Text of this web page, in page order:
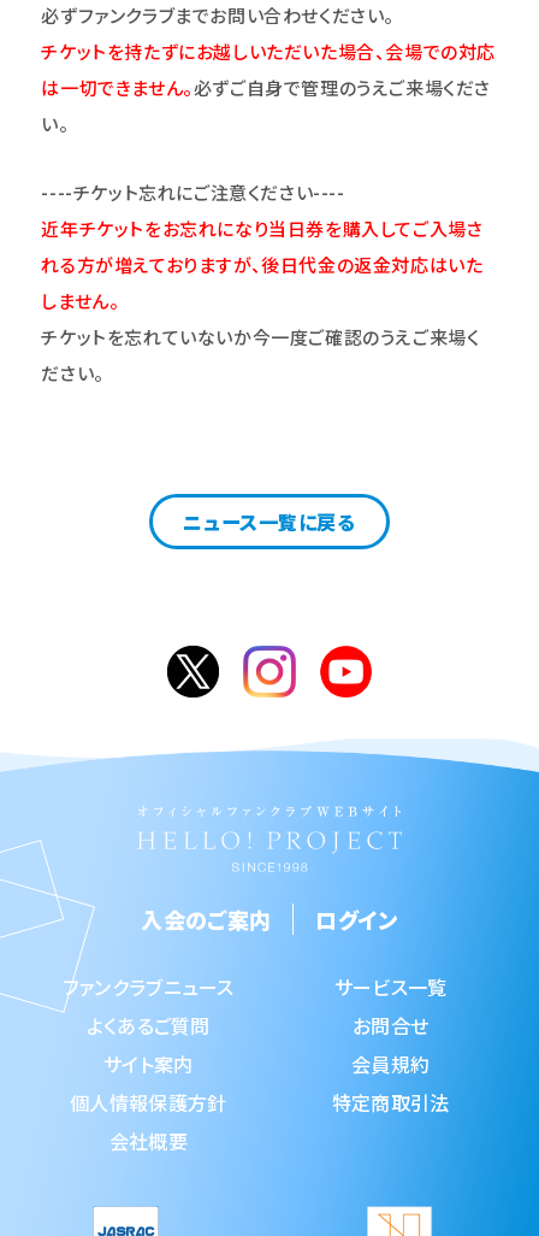
必ずファンクラブまでお問い合わせください。
チケットを持たずにお越しいただいた場合、会場での対応
は一切できません。必ずご自身で管理のうえご来場くださ
い。
----チケット忘れにご注意ください----
近年チケットをお忘れになり当日券を購入してご入場さ
れる方が増えておりますが、後日代金の返金対応はいた
しません。
チケットを忘れていないか今一度ご確認のうえご来場く
ださい。
ニュース一覧に戻る
入会のご案内 ログイン
ファンクラブニュース
サービス一覧
よくあるご質問
お問合せ
サイト案内
会員規約
個人情報保護方針
特定商取引法
会社概要